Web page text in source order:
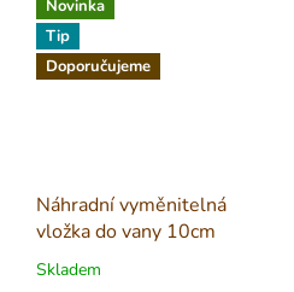
Novinka
Tip
Doporučujeme
Náhradní vyměnitelná
vložka do vany 10cm
Skladem